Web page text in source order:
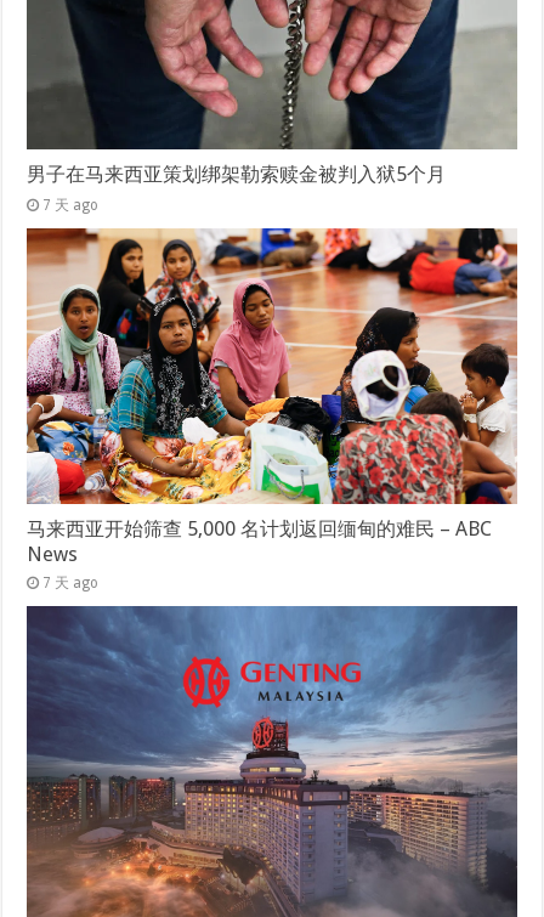
男子在马来西亚策划绑架勒索赎金被判入狱5个月
7 天 ago
马来西亚开始筛查 5,000 名计划返回缅甸的难民 – ABC
News
7 天 ago